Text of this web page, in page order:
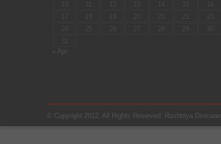
10
11 12 13 14 15
16
17
18 19 20 21 22
23
24
25 26 27 28 29
30
31
« Apr
© Copyright 2012. All Rights Reserved. Rashtriya Dinmaan